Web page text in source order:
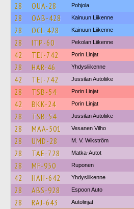
28 OUA-28 Pohjola
28 OAB-428 Kainuun Liikenne
28 OCL-428 Kainuun Liikenne
28 ITP-60 Pekolan Liikenne
42 TEJ-742 Porin Linjat
28 HAR-46 Yhdysliikenne
42 TEJ-742 Jussilan Autoliike
28 TSB-54 Porin Linjat
42 BKK-24 Porin Linjat
28 TSB-54 Jussilan Autoliike
28 MAA-501 Vesanen Vilho
28 UMD-28 M. V. Wikström
28 TAE-728 Matka-Autot
28 MF-950 Ruponen
42 HAH-642 Yhdysliikenne
28 ABS-928 Espoon Auto
28 RAJ-643 Autolinjat